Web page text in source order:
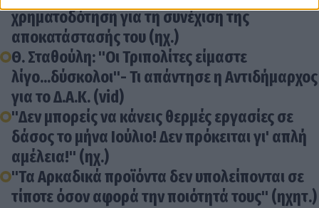
χρηματοδότηση για τη συνέχιση της
αποκατάστασής του (ηχ.)
Θ. Σταθούλη: "Οι Τριπολίτες είμαστε
λίγο...δύσκολοι"- Τι απάντησε η Αντιδήμαρχος
για το Δ.Α.Κ. (vid)
"Δεν μπορείς να κάνεις θερμές εργασίες σε
δάσος το μήνα Ιούλιο! Δεν πρόκειται γι' απλή
αμέλεια!" (ηχ.)
"Τα Αρκαδικά προϊόντα δεν υπολείπονται σε
τίποτε όσον αφορά την ποιότητά τους" (ηχητ.)